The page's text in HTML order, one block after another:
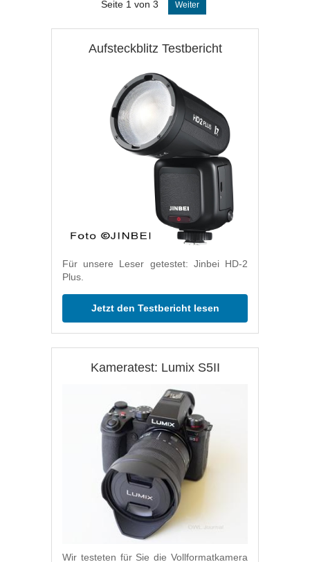
Seite 1 von 3 Weiter
Aufsteckblitz Testbericht
Für unsere Leser getestet: Jinbei HD-2
Plus.
Jetzt den Testbericht lesen
Kameratest: Lumix S5II
Wir testeten für Sie die Vollformatkamera